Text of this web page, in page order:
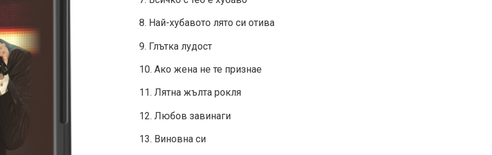
8. Най-хубавото лято си отива
9. Глътка лудост
10. Ако жена не те признае
11. Лятна жълта рокля
12. Любов завинаги
13. Виновна си